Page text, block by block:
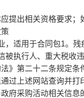
提出相关资格要求
，适用于合同包1。
被执行人、重大税收
》第二十二条规定
过上述网站查询并打
府采购活动相关信息